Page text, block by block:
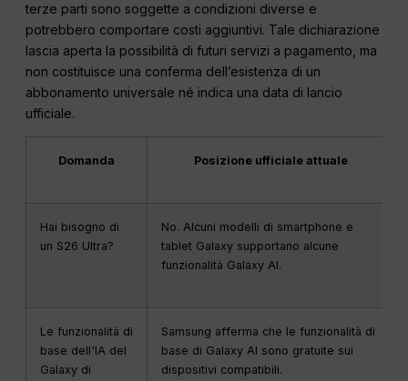
terze parti sono soggette a condizioni diverse e
potrebbero comportare costi aggiuntivi. Tale dichiarazione
lascia aperta la possibilità di futuri servizi a pagamento, ma
non costituisce una conferma dell’esistenza di un
abbonamento universale né indica una data di lancio
ufficiale.
Domanda Posizione ufficiale attuale
Hai bisogno di
un S26 Ultra?
No. Alcuni modelli di smartphone e
tablet Galaxy supportano alcune
funzionalità Galaxy AI.
Le funzionalità di
base dell'IA del
Galaxy di
Samsung afferma che le funzionalità di
base di Galaxy AI sono gratuite sui
dispositivi compatibili.